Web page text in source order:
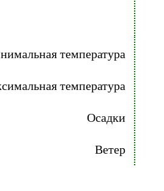
температура
температура
Осадки
Ветер